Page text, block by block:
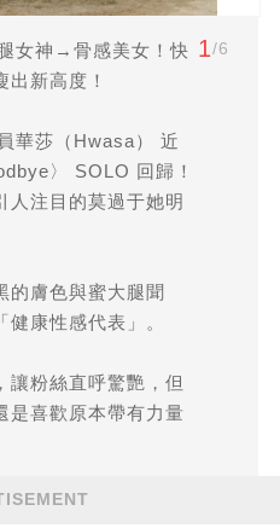
女神→骨感美女！快
新高度！
華莎（Hwasa） 近
〉 SOLO 回歸！
人注目的莫過于她明
的膚色與蜜大腿聞
康性感代表」。
讓粉絲直呼驚艷，但
是喜歡原本帶有力量
1/6